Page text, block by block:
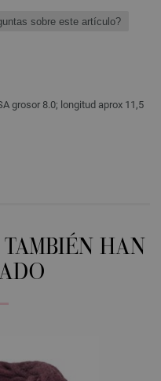
sobre este artículo?
grosor 8.0; longitud aprox 11,5
HAN